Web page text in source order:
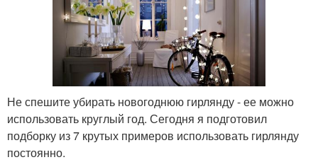
Не спешите убирать новогоднюю гирлянду - ее можно
использовать круглый год. Сегодня я подготовил
подборку из 7 крутых примеров использовать гирлянду
постоянно.